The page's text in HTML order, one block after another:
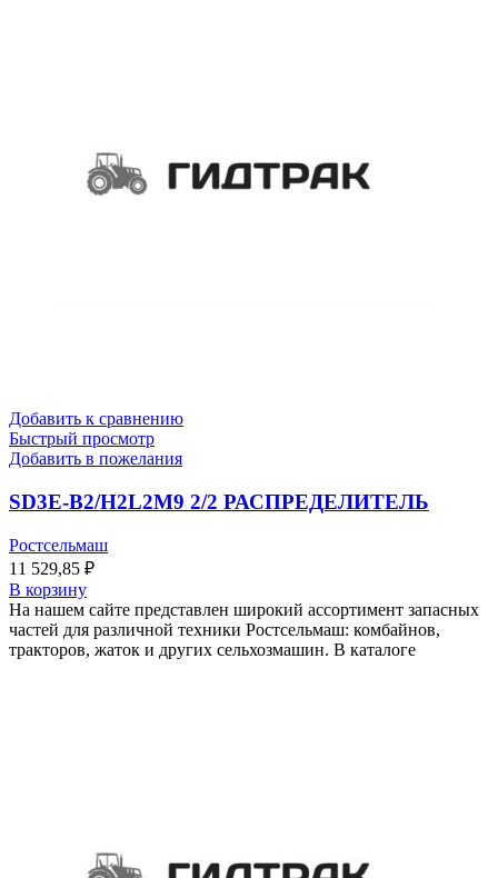
Добавить к сравнению
Быстрый просмотр
Добавить в пожелания
SD3E-B2/H2L2M9 2/2 РАСПРЕДЕЛИТЕЛЬ
Ростсельмаш
11 529,85 ₽
В корзину
На нашем сайте представлен широкий ассортимент запасных
частей для различной техники Ростсельмаш: комбайнов,
тракторов, жаток и других сельхозмашин. В каталоге